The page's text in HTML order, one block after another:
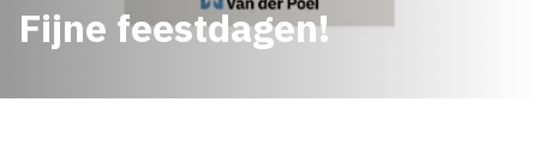
Fijne feestdagen!